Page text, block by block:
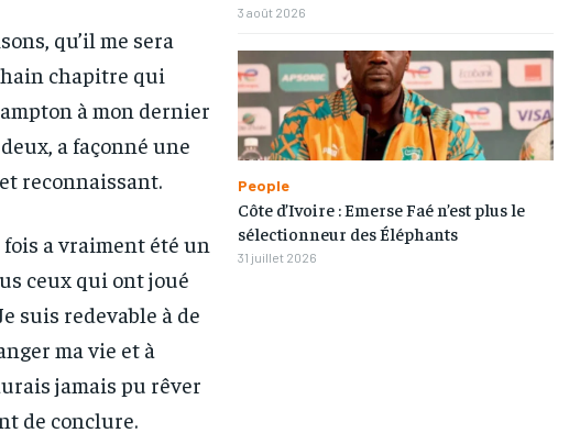
LOMEBOUGEINFO
NOUVELLE D’AFRIQUE
LEDEFENSEURINFO
228FOOT
ACTU LOMÉ
LOMEBOUGEINFO
NOUVELLE D’AFRIQUE
LEDEFENSEURINFO
228FOOT
ACTU LOMÉ
LOMEBOUGEINFO
NOUVELLE D’AFRIQUE
LEDEFENSEURINFO
228FOOT
ACTU LOMÉ
LOMEBOUGEINFO
NOUVELLE D’AFRIQUE
LEDEFENSEURINFO
228FOOT
ACTU LOMÉ
qu’il me sera
chapitre qui
à mon dernier
a façonné une
reconnaissant.
a vraiment été un
ceux qui ont joué
suis redevable à de
ma vie et à
jamais pu rêver
de conclure.
3 août 2026
People
Côte d’Ivoire : Emerse Faé n’est plus le
sélectionneur des Éléphants
31 juillet 2026